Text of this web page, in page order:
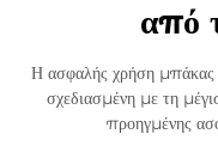
από
Η ασφαλής χρήση
σχεδιασμένη με τη
προηγμένης